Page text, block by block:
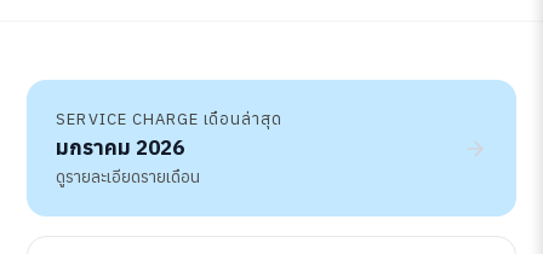
SERVICE CHARGE เดือนล่าสุด
มกราคม 2026
ดูรายละเอียดรายเดือน